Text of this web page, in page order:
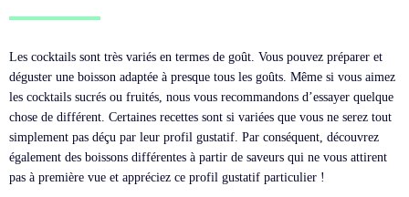
Les cocktails sont très variés en termes de goût. Vous pouvez préparer et
déguster une boisson adaptée à presque tous les goûts. Même si vous aimez
les cocktails sucrés ou fruités, nous vous recommandons d’essayer quelque
chose de différent. Certaines recettes sont si variées que vous ne serez tout
simplement pas déçu par leur profil gustatif. Par conséquent, découvrez
également des boissons différentes à partir de saveurs qui ne vous attirent
pas à première vue et appréciez ce profil gustatif particulier !